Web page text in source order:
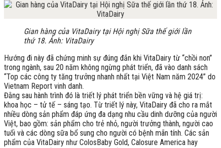
Gian hàng của VitaDairy tại Hội nghị Sữa thế giới lần
thứ 18. Ảnh: VitaDairy
Hướng đi này đã chứng minh sự đúng đắn khi VitaDairy từ “chồi non”
trong ngành, sau 20 năm không ngừng phát triển, đã vào danh sách
“Top các công ty tăng trưởng nhanh nhất tại Việt Nam năm 2024” do
Vietnam Report vinh danh.
Đằng sau hành trình đó là triết lý phát triển bền vững và hệ giá trị:
khoa học – tử tế – sáng tạo. Từ triết lý này, VitaDairy đã cho ra mắt
nhiều dòng sản phẩm đáp ứng đa dạng nhu cầu dinh dưỡng của người
Việt, bao gồm: sản phẩm cho trẻ nhỏ, người trưởng thành, người cao
tuổi và các dòng sữa bổ sung cho người có bệnh mãn tính. Các sản
phẩm của VitaDairy như ColosBaby Gold, Calosure America hay